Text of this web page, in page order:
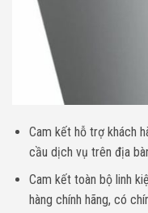
Cam kết hỗ trợ khách
cầu dịch vụ trên địa
Cam kết toàn bộ linh
hàng chính hãng, có